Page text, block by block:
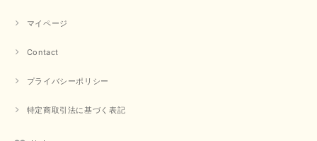
マイページ
Contact
プライバシーポリシー
特定商取引法に基づく表記